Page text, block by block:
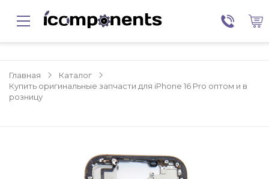
Главная
Каталог
Купить оригинальные запчасти для iPhone 16 Pro оптом и в
розницу